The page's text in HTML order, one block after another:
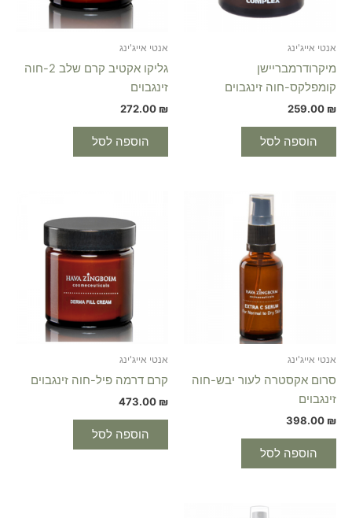
אנטי אייג'ינג
מיקרודרמבריישן
קומפלקס-חוה זינגבוים
259.00 ₪
הוספה לסל
אנטי אייג'ינג
גליקו אקטיב קרם שלב 2-חוה
זינגבוים
272.00 ₪
הוספה לסל
אנטי אייג'ינג
סרום אקסטרה לעור יבש-חוה
זינגבוים
398.00 ₪
הוספה לסל
אנטי אייג'ינג
קרם דרמה פיל-חוה זינגבוים
473.00 ₪
הוספה לסל